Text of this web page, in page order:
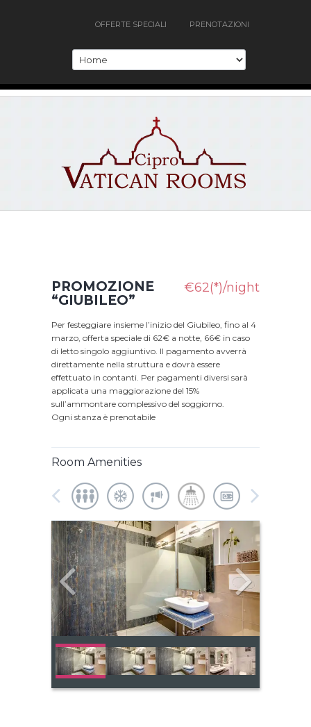
OFFERTE SPECIALI PRENOTAZIONI
PROMOZIONE
“GIUBILEO”
€62(*)/night
Per festeggiare insieme l’inizio del Giubileo, fino al 4
marzo, offerta speciale di 62€ a notte, 66€ in caso
di letto singolo aggiuntivo. Il pagamento avverrà
direttamente nella struttura e dovrà essere
effettuato in contanti. Per pagamenti diversi sarà
applicata una maggiorazione del 15%
sull’ammontare complessivo del soggiorno.
Ogni stanza è prenotabile
Room Amenities